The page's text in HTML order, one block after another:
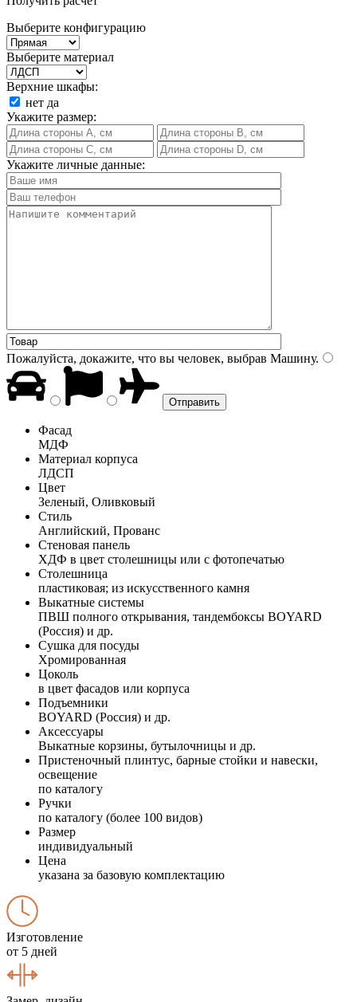
Выберите конфигурацию
Выберите материал
Верхние шкафы:
нет да
Укажите размер:
Укажите личные данные:
Пожалуйста, докажите, что вы человек, выбрав Машину.
Фасад
МДФ
Материал корпуса
ЛДСП
Цвет
Зеленый, Оливковый
Стиль
Английский, Прованс
Стеновая панель
ХДФ в цвет столешницы или с фотопечатью
Столешница
пластиковая; из искусственного камня
Выкатные системы
ПВШ полного открывания, тандембоксы BOYARD
(Россия) и др.
Сушка для посуды
Хромированная
Цоколь
в цвет фасадов или корпуса
Подъемники
BOYARD (Россия) и др.
Аксессуары
Выкатные корзины, бутылочницы и др.
Пристеночный плинтус, барные стойки и навески,
освещение
по каталогу
Ручки
по каталогу (более 100 видов)
Размер
индивидуальный
Цена
указана за базовую комплектацию
Изготовление
от 5 дней